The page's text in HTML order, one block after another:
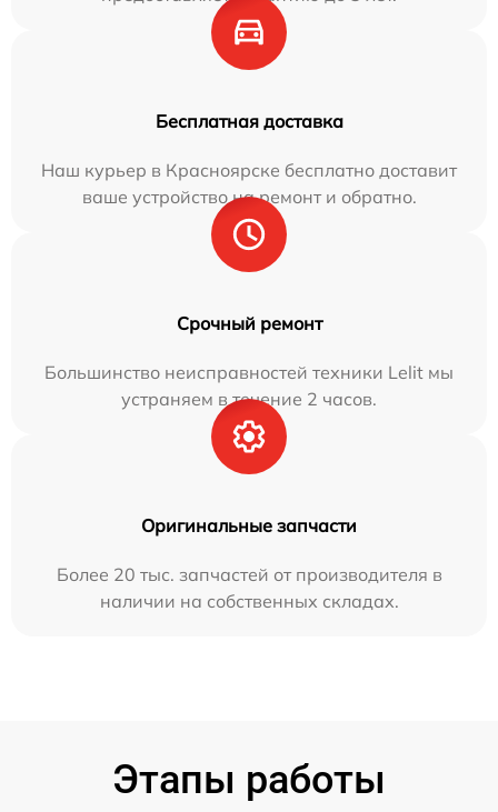
Бесплатная доставка
Наш курьер в Красноярске бесплатно доставит
ваше устройство на ремонт и обратно.
Срочный ремонт
Большинство неисправностей техники Lelit мы
устраняем в течение 2 часов.
Оригинальные запчасти
Более 20 тыс. запчастей от производителя в
наличии на собственных складах.
Этапы работы